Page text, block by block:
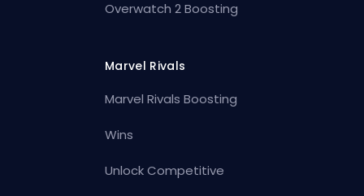
Overwatch 2 Boosting
Marvel Rivals
Marvel Rivals Boosting
Wins
Unlock Competitive